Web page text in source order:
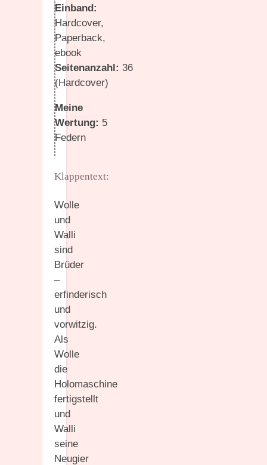
Einband:
Hardcover,
Paperback,
ebook
Seitenanzahl: 36
(Hardcover)
Meine
Wertung: 5
Federn
Klappentext:
Wolle
und
Walli
sind
Brüder
–
erfinderisch
und
vorwitzig.
Als
Wolle
die
Holomaschine
fertigstellt
und
Walli
seine
Neugier